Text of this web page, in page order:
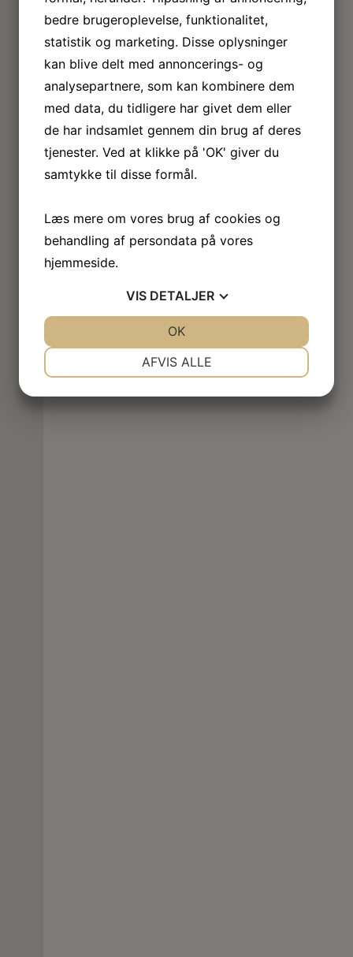
bedre brugeroplevelse, funktionalitet,
statistik og marketing. Disse oplysninger
kan blive delt med annoncerings- og
analysepartnere, som kan kombinere dem
med data, du tidligere har givet dem eller
de har indsamlet gennem din brug af deres
tjenester. Ved at klikke på 'OK' giver du
samtykke til disse formål.
Læs mere om vores brug af cookies og
behandling af persondata på vores
hjemmeside.
VIS DETALJER
PRÆFERENCER
AFVIS ALLE
OK